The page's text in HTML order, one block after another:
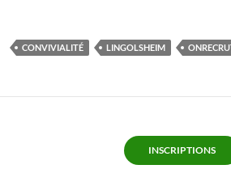
CONVIVIALITÉ LINGOLSHEIM
INSCRIPTIONS